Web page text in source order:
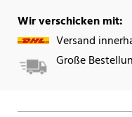
Wir verschicken mit:
Versand
Große